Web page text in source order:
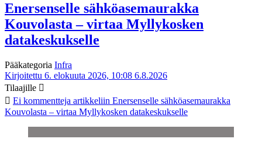
Enersenselle sähköasemaurakka
Kouvolasta – virtaa Myllykosken
datakeskukselle
Pääkategoria Infra
Kirjoitettu 6. elokuuta 2026, 10:08 6.8.2026
Tilaajille
Ei kommentteja artikkeliin Enersenselle sähköasemaurakka
Kouvolasta – virtaa Myllykosken datakeskukselle